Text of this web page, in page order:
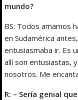
mundo?
BS: Todos amamos
en Sudamérica
entusiasmaba ir. Es
allí son entusiastas,
nosotros. Me
R: – Sería genial